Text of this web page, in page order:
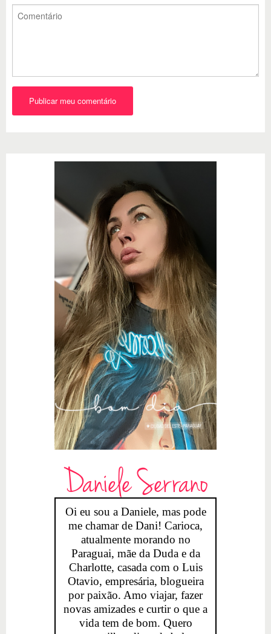
Daniele Serrano
Oi eu sou a Daniele, mas pode
me chamar de Dani! Carioca,
atualmente morando no
Paraguai, mãe da Duda e da
Charlotte, casada com o Luis
Otavio, empresária, blogueira
por paixão. Amo viajar, fazer
novas amizades e curtir o que a
vida tem de bom. Quero